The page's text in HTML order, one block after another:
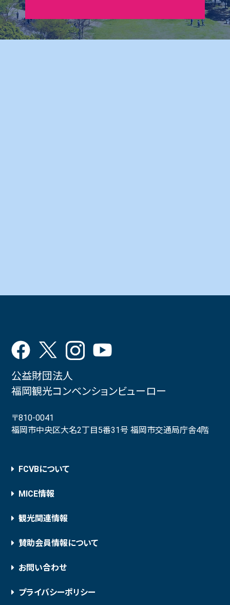
公益財団法人
福岡観光コンベンションビューロー
〒810-0041
福岡市中央区大名2丁目5番31号 福岡市交通局庁舎4階
FCVBについて
MICE情報
観光関連情報
賛助会員情報について
お問い合わせ
プライバシーポリシー